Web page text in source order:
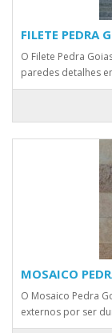
FILETE PEDRA
O Filete Pedra
paredes detalhes
MOSAICO
O Mosaico Pedra
externos por ser